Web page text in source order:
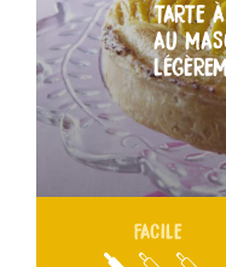
TARTE
AU
FACILE